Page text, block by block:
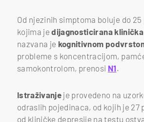
Od njezinih simptoma boluje do 25
kojima jedijagnosticirana
nazvana je kognitivnom
probleme s koncentracijom,
samokontrolom, prenosi N1.
Istraživanje je provedeno na
odraslih pojedinaca, od kojih je 27
od kliničke depresije na testu